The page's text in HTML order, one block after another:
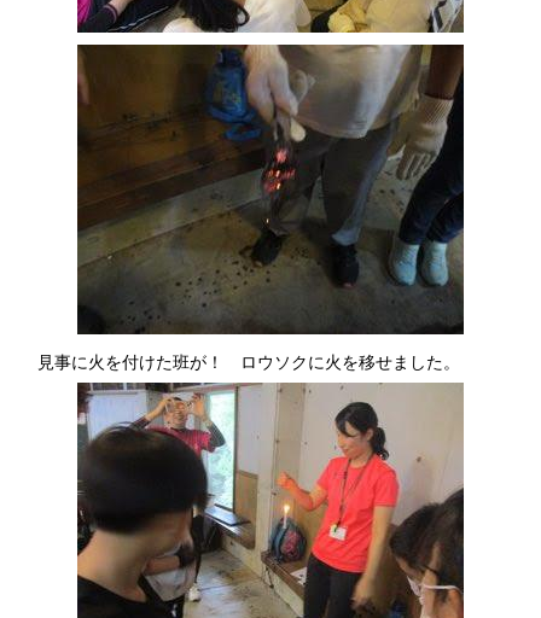
見事に火を付けた班が！ ロウソクに火を移せました。